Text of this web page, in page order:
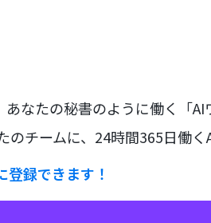
なたの秘書のように働く「
チームに、24時間365日働く
録できます！